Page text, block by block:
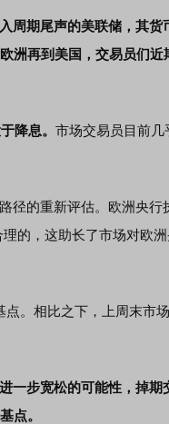
周期尾声的美联储，其货
洲再到美国，交易员们近
降息。 市场交易员目前几
的重新评估。欧洲央行
的，这助长了市场对欧
。相比之下，上周末市
一步宽松的可能性，掉期
点。